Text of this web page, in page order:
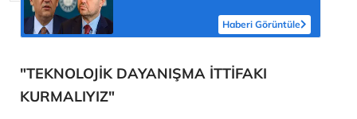
Haberi Görüntüle
"TEKNOLOJİK DAYANIŞMA İTTİFAKI
KURMALIYIZ"